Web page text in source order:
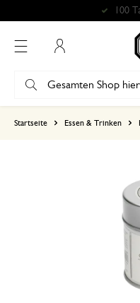
100
Startseite Essen & Trinken
2
1